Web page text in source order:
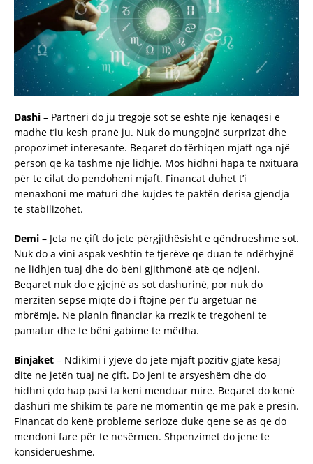
Dashi – Partneri do ju tregoje sot se është një kënaqësi e
madhe t’iu kesh pranë ju. Nuk do mungojnë surprizat dhe
propozimet interesante. Beqaret do tërhiqen mjaft nga një
person qe ka tashme një lidhje. Mos hidhni hapa te nxituara
për te cilat do pendoheni mjaft. Financat duhet t’i
menaxhoni me maturi dhe kujdes te paktën derisa gjendja
te stabilizohet.
Demi – Jeta ne çift do jete përgjithësisht e qëndrueshme sot.
Nuk do a vini aspak veshtin te tjerëve qe duan te ndërhyjnë
ne lidhjen tuaj dhe do bëni gjithmonë atë qe ndjeni.
Beqaret nuk do e gjejnë as sot dashurinë, por nuk do
mërziten sepse miqtë do i ftojnë për t’u argëtuar ne
mbrëmje. Ne planin financiar ka rrezik te tregoheni te
pamatur dhe te bëni gabime te mëdha.
Binjaket – Ndikimi i yjeve do jete mjaft pozitiv gjate kësaj
dite ne jetën tuaj ne çift. Do jeni te arsyeshëm dhe do
hidhni çdo hap pasi ta keni menduar mire. Beqaret do kenë
dashuri me shikim te pare ne momentin qe me pak e presin.
Financat do kenë probleme serioze duke qene se as qe do
mendoni fare për te nesërmen. Shpenzimet do jene te
konsiderueshme.